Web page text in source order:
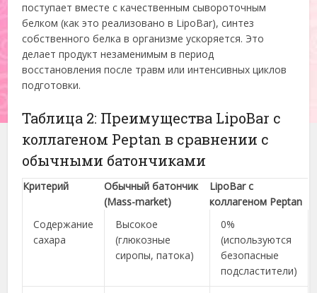
поступает вместе с качественным сывороточным
белком (как это реализовано в LipoBar), синтез
собственного белка в организме ускоряется. Это
делает продукт незаменимым в период
восстановления после травм или интенсивных циклов
подготовки.
Таблица 2: Преимущества LipoBar с
коллагеном Peptan в сравнении с
обычными батончиками
Критерий
Обычный батончик
(Mass-market)
LipoBar с
коллагеном Peptan
Содержание
сахара
Высокое
(глюкозные
сиропы, патока)
0%
(используются
безопасные
подсластители)